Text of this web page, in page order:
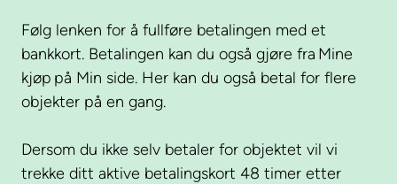
Følg lenken for å fullføre betalingen med et
bankkort. Betalingen kan du også gjøre fra Mine
kjøp på Min side. Her kan du også betal for flere
objekter på en gang.
Dersom du ikke selv betaler for objektet vil vi
trekke ditt aktive betalingskort 48 timer etter